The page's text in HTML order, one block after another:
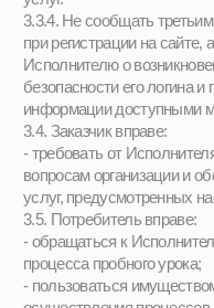
5. Ответственность сторон
5.1. 3а неисполнение либо
обязательств по договору оказания
Заказчик несут ответственность,
договором и законодательством
5.2. При обнаружении недостатка
не в полном объеме, предусмотренном
мастерства, Заказчик вправе по
- безвозмездного оказания услуг;
- возмещения понесенных им
недостатков оказанных платных
5.3. Если Исполнитель нарушил сроки
начала и (или) окончания оказания
сроки оказания услуги) либо если во
стало очевидным, что они не будут
Заказчик вправе по своему выбору:
- назначить Исполнителю новый срок, в